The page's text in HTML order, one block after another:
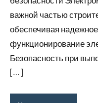
важной частью
обеспечивая
функционирование
Безопасность при
[…]